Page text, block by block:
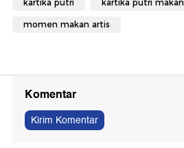
kartika putri kartika putri makan
momen makan artis
Komentar
Kirim Komentar